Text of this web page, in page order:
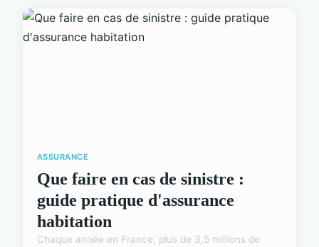
ASSURANCE
Que faire en cas de sinistre :
guide pratique d'assurance
habitation
Chaque année en France, plus de 3,5 millions de